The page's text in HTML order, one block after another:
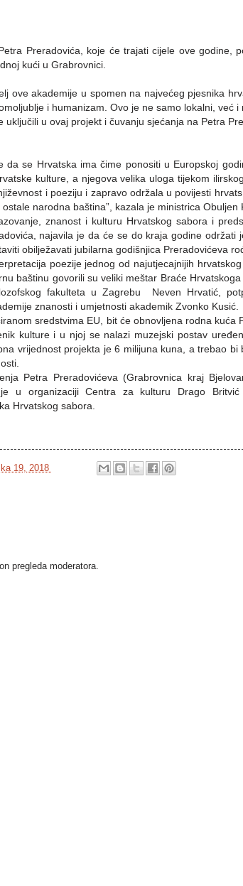
Preradovića, koje će trajati cijele ove godine,
kući u Grabrovnici.
ove akademije u spomen na najvećeg pjesnika
i humanizam. Ovo je ne samo lokalni, već i
u ovaj projekt i čuvanju sjećanja na Petra
da se Hrvatska ima čime ponositi u Europskoj
kulture, a njegova velika uloga tijekom
i poeziju i zapravo održala u povijesti
narodna baština”, kazala je ministrica Obuljen
znanost i kulturu Hrvatskog sabora i
najavila je da će se do kraja godine održati
obilježavati jubilarna godišnjica Preradovićeva
poezije jednog od najutjecajnijih
baštinu govorili su veliki meštar Braće Hrvatskoga
fakulteta u Zagrebu
Neven Hrvatić,
znanosti i umjetnosti akademik Zvonko Kusić.
sredstvima EU, bit će obnovljena rodna kuća
kulture i u njoj se nalazi muzejski postav
vrijednost projekta je 6 milijuna kuna, a trebao bi
Petra Preradovićeva (Grabrovnica kraj
u organizaciji Centra za kulturu Drago
Hrvatskog sabora.
19, 2018
pregleda moderatora.